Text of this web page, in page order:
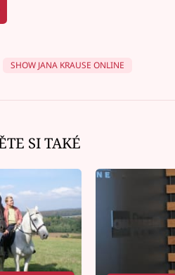
SHOW JANA KRAUSE ONLINE
SI TAKÉ